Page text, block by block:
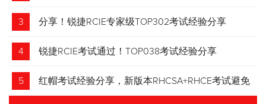
3 分享！锐捷RCIE专家级TOP302考试经验分享
4 锐捷RCIE考试通过！TOP038考试经验分享
5 红帽考试经验分享，新版本RHCSA+RHCE考试避免